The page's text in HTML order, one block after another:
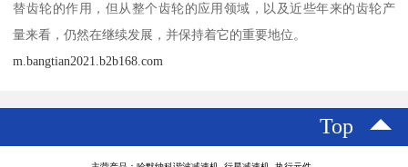
替齿轮的作用，但从整个齿轮的应用领域，以及近些年来的齿轮产
量来看，仍然在继续发展，并保持着它的重要地位。
m.bangtian2021.b2b168.com
Top